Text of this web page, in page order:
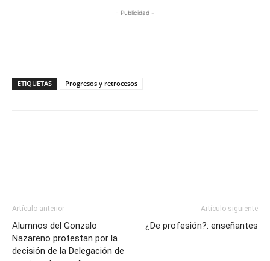
- Publicidad -
ETIQUETAS Progresos y retrocesos
Artículo anterior
Alumnos del Gonzalo
Nazareno protestan por la
decisión de la Delegación de
Artículo siguiente
¿De profesión?: enseñantes